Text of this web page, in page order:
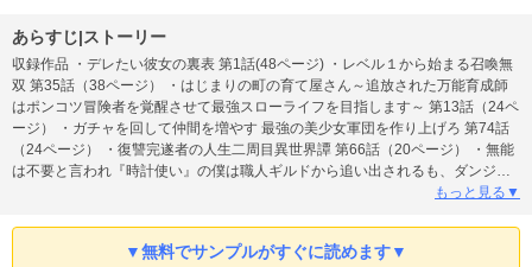
あらすじ|ストーリー
収録作品 ・デレたい彼女の裏表 第1話(48ページ) ・レベル１から始まる召喚無
双 第35話（38ページ） ・はじまりの町の育て屋さん～追放された万能育成師
はポンコツ冒険者を覚醒させて最強スローライフを目指します～ 第13話（24ペ
ージ） ・ガチャを回して仲間を増やす 最強の美少女軍団を作り上げろ 第74話
（24ページ） ・復讐完遂者の人生二周目異世界譚 第66話（20ページ） ・無能
は不要と言われ『時計使い』の僕は職人ギルドから追い出されるも、ダンジョ
ンの深部で真の力に覚醒する 第22話前編（11ページ） ・世界で一番『可愛
始める幸せスローライフ 第3話（40ページ） ・「お前ごときが魔王に勝てると
思うな」と勇者パーティを追放されたので、王都で気ままに暮らしたい 第33話
もっと見る▼
▼無料でサンプルがすぐに読めます▼